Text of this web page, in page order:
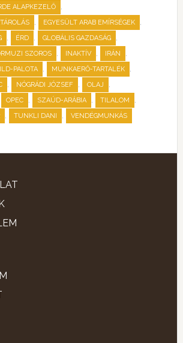
ALAPKEZELŐ ,
, EGYESÜLT ARAB EMÍRSÉGEK ,
, ÉRD , GLOBÁLIS GAZDASÁG ,
SZOROS , INAKTÍV , IRÁN ,
PALOTA , MUNKAERŐ-TARTALÉK ,
, NÓGRÁDI JÓZSEF , OLAJ ,
OPEC , SZAÚD-ARÁBIA , TILALOM ,
, TUNKLI DANI , VENDÉGMUNKÁS